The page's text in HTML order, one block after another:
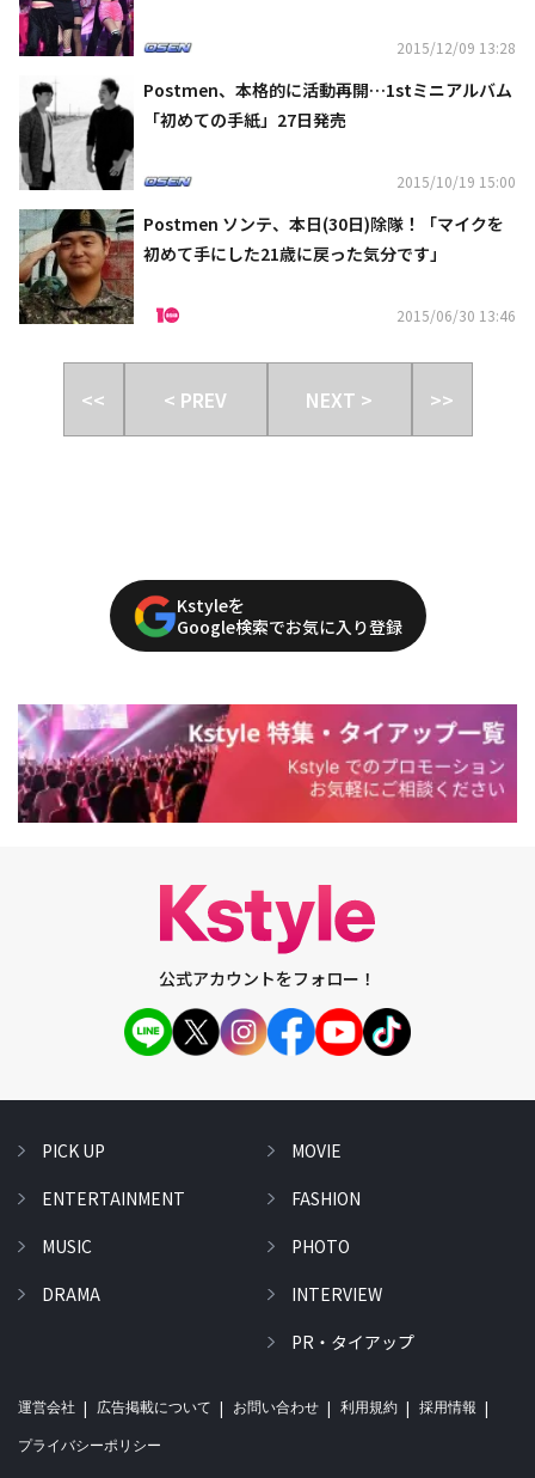
2015/12/09 13:28
Postmen、本格的に活動再開…1stミニアルバム
「初めての手紙」27日発売
2015/10/19 15:00
Postmen ソンテ、本日(30日)除隊！「マイクを
初めて手にした21歳に戻った気分です」
2015/06/30 13:46
<< < PREV NEXT > >>
Kstyleを
Google検索でお気に入り登録
公式アカウントをフォロー！
PICK UP
ENTERTAINMENT
MUSIC
DRAMA
MOVIE
FASHION
PHOTO
INTERVIEW
PR・タイアップ
運営会社 広告掲載について お問い合わせ 利用規約 採用情報
プライバシーポリシー